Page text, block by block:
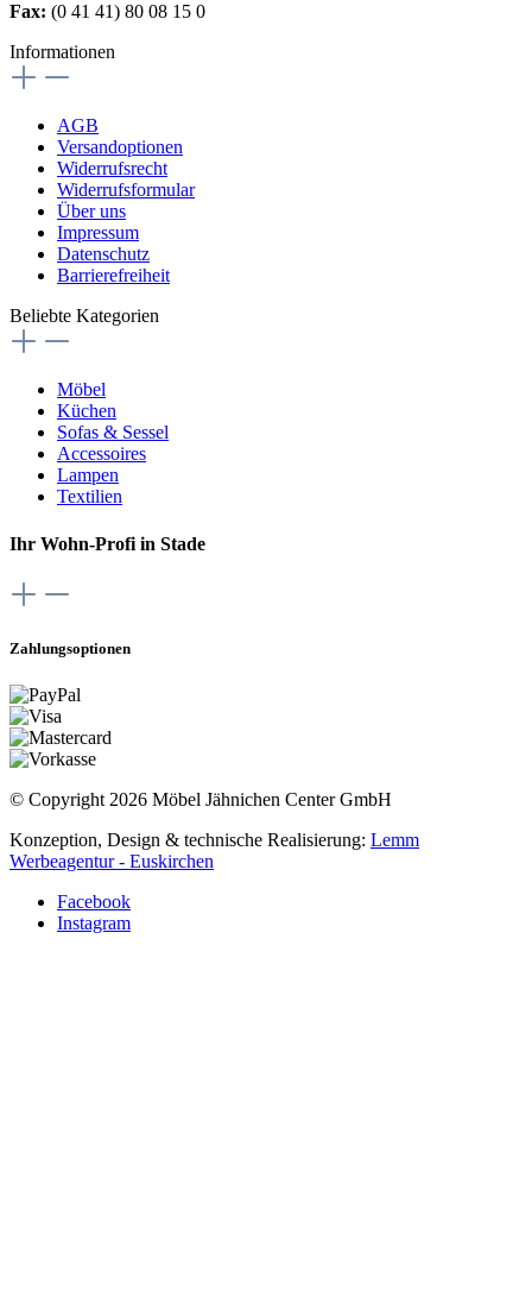
Fax: (0 41 41) 80 08 15 0
Informationen
AGB
Versandoptionen
Widerrufsrecht
Widerrufsformular
Über uns
Impressum
Datenschutz
Barrierefreiheit
Beliebte Kategorien
Möbel
Küchen
Sofas & Sessel
Accessoires
Lampen
Textilien
Ihr Wohn-Profi in Stade
Zahlungsoptionen
© Copyright 2026 Möbel Jähnichen Center GmbH
Konzeption, Design & technische Realisierung: Lemm
Werbeagentur - Euskirchen
Facebook
Instagram